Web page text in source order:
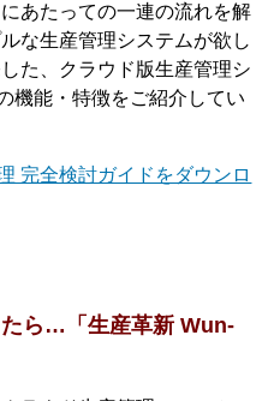
あたっての一連の流れを解
な生産管理システムが欲し
た、クラウド版生産管理シ
機能・特徴をご紹介してい
完全検討ガイドをダウンロ
ら…「生産革新 Wun-